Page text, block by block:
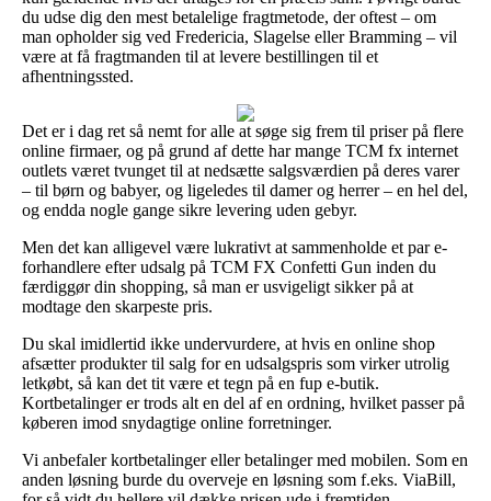
du udse dig den mest betalelige fragtmetode, der oftest – om
man opholder sig ved Fredericia, Slagelse eller Bramming – vil
være at få fragtmanden til at levere bestillingen til et
afhentningssted.
Det er i dag ret så nemt for alle at søge sig frem til priser på flere
online firmaer, og på grund af dette har mange TCM fx internet
outlets været tvunget til at nedsætte salgsværdien på deres varer
– til børn og babyer, og ligeledes til damer og herrer – en hel del,
og endda nogle gange sikre levering uden gebyr.
Men det kan alligevel være lukrativt at sammenholde et par e-
forhandlere efter udsalg på TCM FX Confetti Gun inden du
færdiggør din shopping, så man er usvigeligt sikker på at
modtage den skarpeste pris.
Du skal imidlertid ikke undervurdere, at hvis en online shop
afsætter produkter til salg for en udsalgspris som virker utrolig
letkøbt, så kan det tit være et tegn på en fup e-butik.
Kortbetalinger er trods alt en del af en ordning, hvilket passer på
køberen imod snydagtige online forretninger.
Vi anbefaler kortbetalinger eller betalinger med mobilen. Som en
anden løsning burde du overveje en løsning som f.eks. ViaBill,